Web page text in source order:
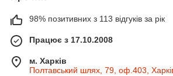
98% позитивних з 113 відгуків за рік
Працює з 17.10.2008
м. Харків
Полтавський шлях, 79, оф.403,